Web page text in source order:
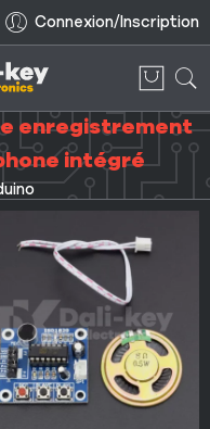
Connexion/Inscription
enregistrement
intégré